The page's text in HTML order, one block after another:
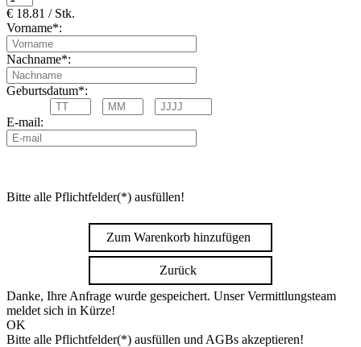
€ 18.81 / Stk.
Vorname*:
Nachname*:
Geburtsdatum*:
E-mail:
Bitte alle Pflichtfelder(*) ausfüllen!
Zum Warenkorb hinzufügen
Zurück
Danke, Ihre Anfrage wurde gespeichert. Unser Vermittlungsteam
meldet sich in Kürze!
OK
Bitte alle Pflichtfelder(*) ausfüllen und AGBs akzeptieren!